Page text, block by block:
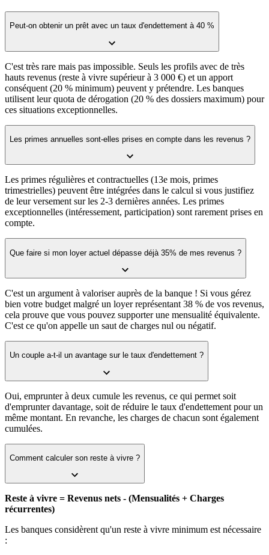
Peut-on obtenir un prêt avec un taux d'endettement à 40 %
C'est très rare mais pas impossible. Seuls les profils avec de très
hauts revenus (reste à vivre supérieur à 3 000 €) et un apport
conséquent (20 % minimum) peuvent y prétendre. Les banques
utilisent leur quota de dérogation (20 % des dossiers maximum) pour
ces situations exceptionnelles.
Les primes annuelles sont-elles prises en compte dans les revenus ?
Les primes régulières et contractuelles (13e mois, primes
trimestrielles) peuvent être intégrées dans le calcul si vous justifiez
de leur versement sur les 2-3 dernières années. Les primes
exceptionnelles (intéressement, participation) sont rarement prises en
compte.
Que faire si mon loyer actuel dépasse déjà 35% de mes revenus ?
C'est un argument à valoriser auprès de la banque ! Si vous gérez
bien votre budget malgré un loyer représentant 38 % de vos revenus,
cela prouve que vous pouvez supporter une mensualité équivalente.
C'est ce qu'on appelle un saut de charges nul ou négatif.
Un couple a-t-il un avantage sur le taux d'endettement ?
Oui, emprunter à deux cumule les revenus, ce qui permet soit
d'emprunter davantage, soit de réduire le taux d'endettement pour un
même montant. En revanche, les charges de chacun sont également
cumulées.
Comment calculer son reste à vivre ?
Reste à vivre = Revenus nets - (Mensualités + Charges
récurrentes)
Les banques considèrent qu'un reste à vivre minimum est nécessaire
: